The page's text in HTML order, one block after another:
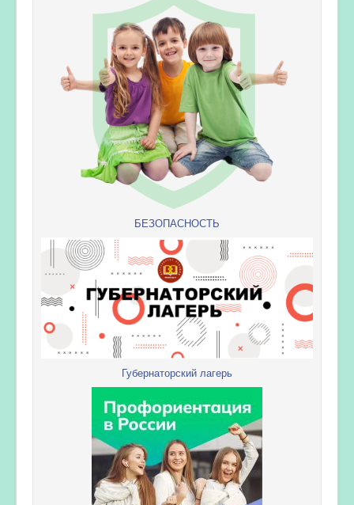
БЕЗОПАСНОСТЬ
Губернаторский лагерь